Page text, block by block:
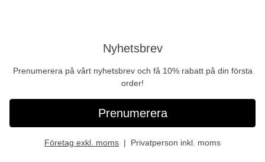
Nyhetsbrev
Prenumerera på vårt nyhetsbrev och få 10% rabatt på din första
order!
Prenumerera
Företag exkl. moms Privatperson inkl. moms